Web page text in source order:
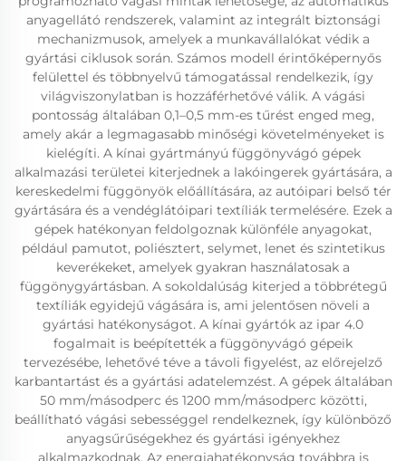
anyagellátó rendszerek, valamint az integrált biztonsági
mechanizmusok, amelyek a munkavállalókat védik a
gyártási ciklusok során. Számos modell érintőképernyős
felülettel és többnyelvű támogatással rendelkezik, így
világviszonylatban is hozzáférhetővé válik. A vágási
pontosság általában 0,1–0,5 mm-es tűrést enged meg,
amely akár a legmagasabb minőségi követelményeket is
kielégíti. A kínai gyártmányú függönyvágó gépek
alkalmazási területei kiterjednek a lakóingerek gyártására, a
kereskedelmi függönyök előállítására, az autóipari belső tér
gyártására és a vendéglátóipari textíliák termelésére. Ezek a
gépek hatékonyan feldolgoznak különféle anyagokat,
például pamutot, poliésztert, selymet, lenet és szintetikus
keverékeket, amelyek gyakran használatosak a
függönygyártásban. A sokoldalúság kiterjed a többrétegű
textíliák egyidejű vágására is, ami jelentősen növeli a
gyártási hatékonyságot. A kínai gyártók az ipar 4.0
fogalmait is beépítették a függönyvágó gépeik
tervezésébe, lehetővé téve a távoli figyelést, az előrejelző
karbantartást és a gyártási adatelemzést. A gépek általában
50 mm/másodperc és 1200 mm/másodperc közötti,
beállítható vágási sebességgel rendelkeznek, így különböző
anyagsűrűségekhez és gyártási igényekhez
alkalmazkodnak. Az energiahatékonyság továbbra is